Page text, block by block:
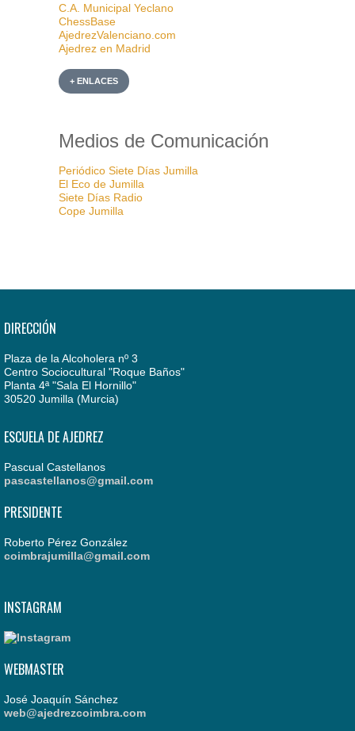
C.A. Municipal Yeclano
ChessBase
AjedrezValenciano.com
Ajedrez en Madrid
+ ENLACES
Medios de Comunicación
Periódico Siete Días Jumilla
El Eco de Jumilla
Siete Días Radio
Cope Jumilla
DIRECCIÓN
Plaza de la Alcoholera nº 3
Centro Sociocultural "Roque Baños"
Planta 4ª "Sala El Hornillo"
30520 Jumilla (Murcia)
ESCUELA DE AJEDREZ
Pascual Castellanos
pascastellanos@gmail.com
PRESIDENTE
Roberto Pérez González
coimbrajumilla@gmail.com
INSTAGRAM
WEBMASTER
José Joaquín Sánchez
web@ajedrezcoimbra.com